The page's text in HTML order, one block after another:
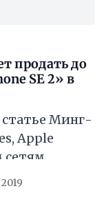
продать до
SE 2» в
статье Минг-
Apple
сетям
SE 2» в